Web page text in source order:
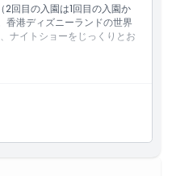
回目の入園は1回目の入園か
香港ディズニーランドの世界
ナイトショーをじっくりとお
ん）。
くのアトラクションやパレー
ください。